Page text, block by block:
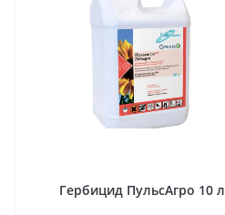
Гербицид ПульсАгро 10 л